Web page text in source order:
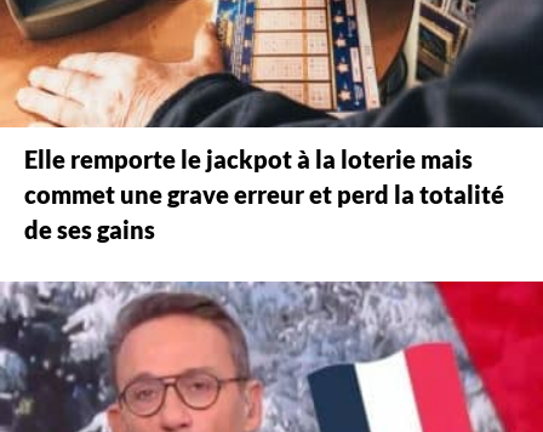
Elle remporte le jackpot à la loterie mais
commet une grave erreur et perd la totalité
de ses gains